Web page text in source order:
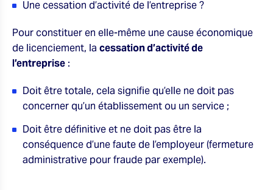
Une cessation d’activité de l’entreprise ?
Pour constituer en elle-même une cause économique
de licenciement, la cessation d’activité de
l’entreprise :
Doit être totale, cela signifie qu’elle ne doit pas
concerner qu’un établissement ou un service ;
Doit être définitive et ne doit pas être la
conséquence d’une faute de l’employeur (fermeture
administrative pour fraude par exemple).